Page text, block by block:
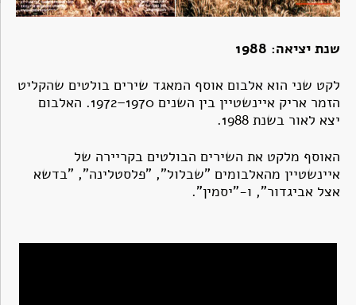
שנת יציאה: 1988
לקט שני הוא אלבום אוסף המאגד שירים בולטים שהקליט
הזמר אריק איינשטיין בין השנים 1970–1972. האלבום
יצא לאור בשנת 1988.
האוסף מלקט את השירים הבולטים בקריירה של
איינשטיין מהאלבומים "שבלול", "פלסטלינה", "בדשא
אצל אביגדור", ו-"יסמין".